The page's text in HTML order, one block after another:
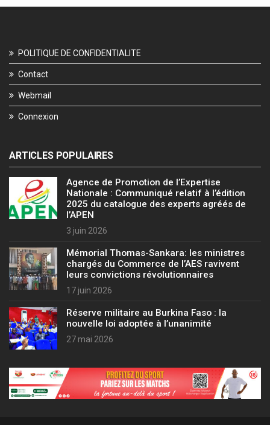
POLITIQUE DE CONFIDENTIALITE
Contact
Webmail
Connexion
ARTICLES POPULAIRES
Agence de Promotion de l’Expertise
Nationale : Communiqué relatif à l’édition
2025 du catalogue des experts agréés de
l’APEN
3 juin 2026
Mémorial Thomas-Sankara: les ministres
chargés du Commerce de l’AES ravivent
leurs convictions révolutionnaires
17 juin 2026
Réserve militaire au Burkina Faso : la
nouvelle loi adoptée à l’unanimité
27 mai 2026